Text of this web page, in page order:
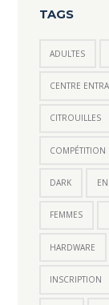
TAGS
ADULTES
CENTRE
CITROUILLES
COMPÉTITION
DARK
FEMMES
HARDWARE
INSCRIPTION